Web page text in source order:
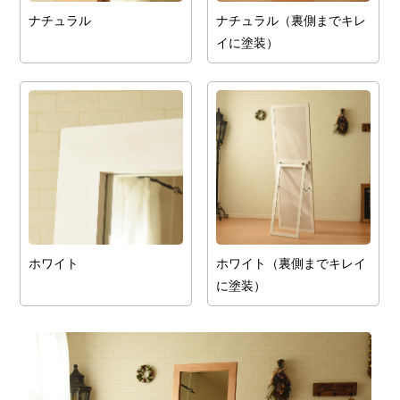
ナチュラル
ナチュラル（裏側までキレ
イに塗装）
ホワイト
ホワイト（裏側までキレイ
に塗装）